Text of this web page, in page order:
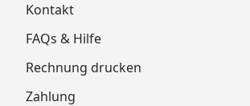
Kontakt
FAQs & Hilfe
Rechnung drucken
Zahlung